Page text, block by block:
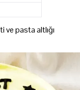
ve pasta altlığı